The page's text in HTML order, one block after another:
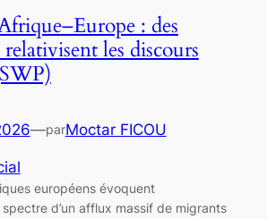
: des
les discours
—parMoctar FICOU
européens évoquent
d’un afflux massif de migrants